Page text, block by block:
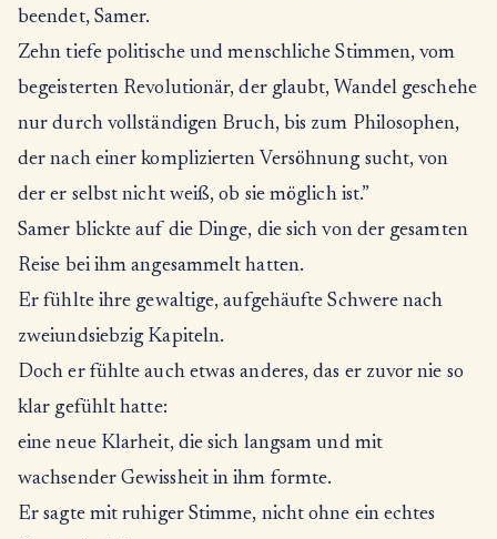
beendet, Samer.
Zehn tiefe politische und menschliche Stimmen, vom
begeisterten Revolutionär, der glaubt, Wandel geschehe
nur durch vollständigen Bruch, bis zum Philosophen,
der nach einer komplizierten Versöhnung sucht, von
der er selbst nicht weiß, ob sie möglich ist.”
Samer blickte auf die Dinge, die sich von der gesamten
Reise bei ihm angesammelt hatten.
Er fühlte ihre gewaltige, aufgehäufte Schwere nach
zweiundsiebzig Kapiteln.
Doch er fühlte auch etwas anderes, das er zuvor nie so
klar gefühlt hatte:
eine neue Klarheit, die sich langsam und mit
wachsender Gewissheit in ihm formte.
Er sagte mit ruhiger Stimme, nicht ohne ein echtes